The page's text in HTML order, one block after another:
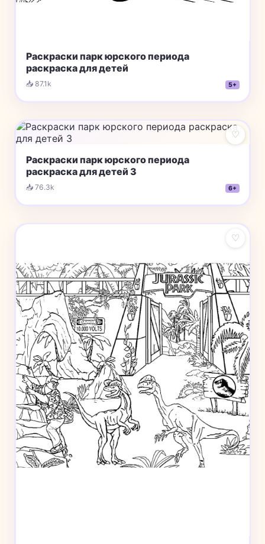
Раскраски парк юрского периода
раскраска для детей
📥 87.1k 5+
♡
Раскраски парк юрского периода
раскраска для детей 3
📥 76.3k 6+
♡